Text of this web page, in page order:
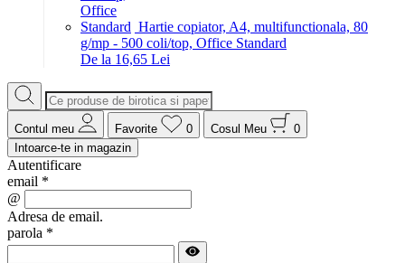
Hartie copiator, A4, multifunctionala, 80
g/mp - 500 coli/top, Office Standard
De la 16,65 Lei
Contul meu Favorite 0 Cosul Meu
0
Intoarce-te in magazin
Autentificare
email *
@
Adresa de email.
parola *